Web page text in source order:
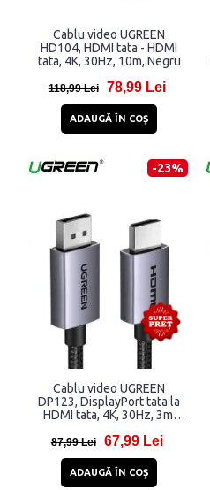
Cablu video UGREEN
HD104, HDMI tata - HDMI
tata, 4K, 30Hz, 10m, Negru
118,99 Lei 78,99 Lei
ADAUGĂ ÎN COŞ
-23%
Cablu video UGREEN
DP123, DisplayPort tata la
HDMI tata, 4K, 30Hz, 3m,
87,99 Lei 67,99 Lei
ADAUGĂ ÎN COŞ